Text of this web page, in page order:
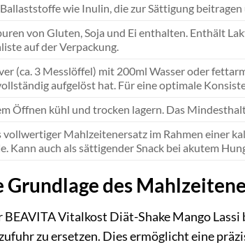
wie Inulin, die zur Sättigung
von Gluten, Soja und Ei enthalten. Enthält
auf der Verpackung.
(ca. 3 Messlöffel) mit 200ml Wasser oder
aufgelöst hat. Für eine optimale
Öffnen kühl und trocken lagern. Das
vollwertiger Mahlzeitenersatz im Rahmen einer
Kann auch als sättigender Snack bei akutem
des
Vitalkost Diät-Shake Mango
zu ersetzen. Dies ermöglicht eine